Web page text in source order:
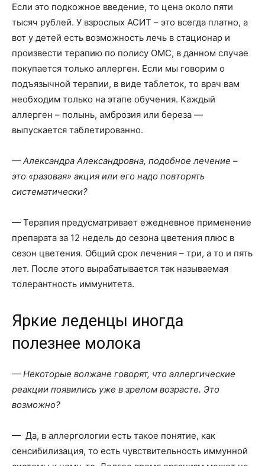
Если это подкожное введение, то цена около пяти
тысяч рублей. У взрослых АСИТ – это всегда платно, а
вот у детей есть возможность лечь в стационар и
произвести терапию по полису ОМС, в данном случае
покупается только аллерген. Если мы говорим о
подъязычной терапии, в виде таблеток, то врач вам
необходим только на этапе обучения. Каждый
аллерген – полынь, амброзия или береза —
выпускается таблетированно.
— Александра Александровна, подобное лечение –
это «разовая» акция или его надо повторять
систематически?
— Терапия предусматривает ежедневное применение
препарата за 12 недель до сезона цветения плюс в
сезон цветения. Общий срок лечения – три, а то и пять
лет. После этого вырабатывается так называемая
толерантность иммунитета.
Яркие леденцы иногда
полезнее молока
— Некоторые волжане говорят, что аллергические
реакции появились уже в зрелом возрасте. Это
возможно?
— Да, в аллергологии есть такое понятие, как
сенсибилизация, то есть чувствительность иммунной